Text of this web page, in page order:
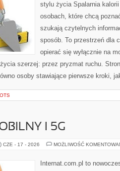
stylu życia Spalarnia
osobach, które chcą
szukają czytelnych
sposób. To przestrzeń dla
opierać się wyłącznie na
szerzej: przez pryzmat ruchu.
osoby stawiające pierwsze kroki,
I 5G
CZE - 17 - 2026 MOŻLIWOŚĆ
Internat.com.pl to